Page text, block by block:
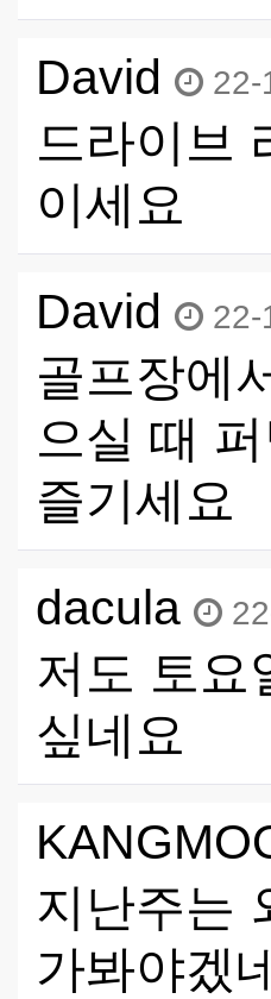
David 22-
드라이브
이세요
David 22-
골프장에
으실 때
즐기세요
dacula
저도 토요
싶네요
지난주는
가봐야겠